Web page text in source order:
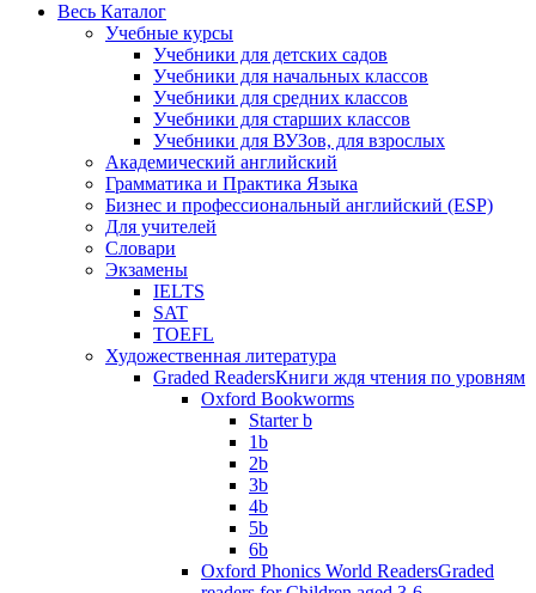
Весь Каталог
Учебные курсы
Учебники для детских садов
Учебники для начальных классов
Учебники для средних классов
Учебники для старших классов
Учебники для ВУЗов, для взрослых
Академический английский
Грамматика и Практика Языка
Бизнес и профессиональный английский (ESP)
Для учителей
Словари
Экзамены
IELTS
SAT
TOEFL
Художественная литература
Graded ReadersКниги ждя чтения по уровням
Oxford Bookworms
Starter b
1b
2b
3b
4b
5b
6b
Oxford Phonics World ReadersGraded